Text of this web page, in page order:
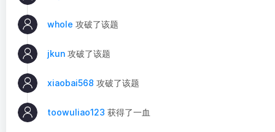
whole 攻破了该题
jkun 攻破了该题
xiaobai568 攻破了该题
toowuliao123 获得了一血